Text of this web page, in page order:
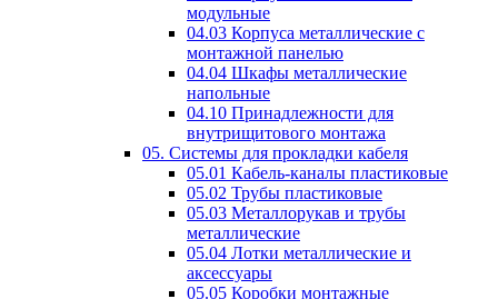
модульные
04.03 Корпуса металлические с
монтажной панелью
04.04 Шкафы металлические
напольные
04.10 Принадлежности для
внутрищитового монтажа
05. Системы для прокладки кабеля
05.01 Кабель-каналы пластиковые
05.02 Трубы пластиковые
05.03 Металлорукав и трубы
металлические
05.04 Лотки металлические и
аксессуары
05.05 Коробки монтажные